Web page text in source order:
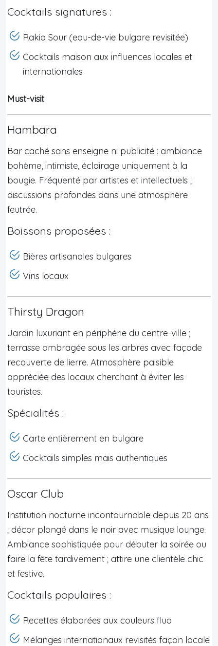
Cocktails signatures :
Rakia Sour (eau-de-vie bulgare revisitée)
Cocktails maison aux influences locales et
internationales
Must-visit
Hambara
Bar caché sans enseigne ni publicité : ambiance
bohème, intimiste, éclairage uniquement à la
bougie. Fréquenté par artistes et intellectuels ;
discussions profondes dans une atmosphère
feutrée.
Boissons proposées :
Bières artisanales bulgares
Vins locaux
Thirsty Dragon
Jardin luxuriant en périphérie du centre-ville ;
terrasse ombragée sous les arbres avec façade
recouverte de lierre. Atmosphère paisible
appréciée des locaux cherchant à éviter les
touristes.
Spécialités :
Carte entièrement en bulgare
Cocktails simples mais authentiques
Oscar Club
Institution nocturne incontournable depuis 20 ans
; décor plongé dans le noir avec musique lounge.
Ambiance sophistiquée pour débuter la soirée ou
faire la fête tardivement ; attire une clientèle chic
et festive.
Cocktails populaires :
Recettes élaborées aux couleurs fluo
Mélanges internationaux revisités façon locale